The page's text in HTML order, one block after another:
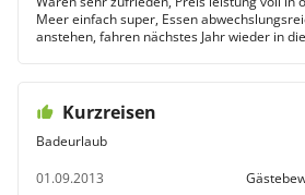
Meer einfach super, Essen
anstehen, fahren nächstes Jahr wieder in
Kurzreisen
Badeurlaub
01.09.2013